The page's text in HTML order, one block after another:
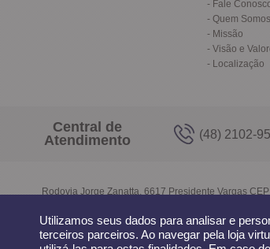
Utilizamos seus dados para analisar e
terceiros parceiros. Ao navegar pela loja
Fale
Quem
Missão
Visão e
Localização
Central de
Atendimento
(48) 2102-
Rodovia Jorge Zanatta, 6617 Presidente Vargas